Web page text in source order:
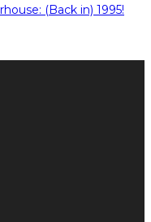
(Back in) 1995!